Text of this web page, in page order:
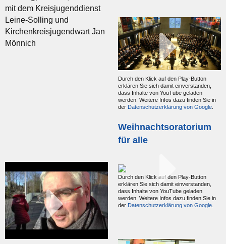
mit dem Kreisjugenddienst
Leine-Solling und
Kirchenkreisjugendwart Jan
Mönnich
Durch den Klick auf den Play-Button
erklären Sie sich damit einverstanden,
dass Inhalte von YouTube geladen
werden. Weitere Infos dazu finden Sie in
der Datenschutzerklärung von Google.
Weihnachtsoratorium
für alle
Durch den Klick auf den Play-Button
erklären Sie sich damit einverstanden,
dass Inhalte von YouTube geladen
werden. Weitere Infos dazu finden Sie in
der Datenschutzerklärung von Google.